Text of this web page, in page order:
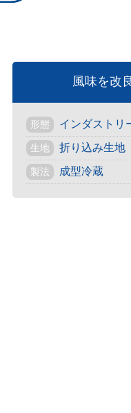
風味を改
形態 インダストリ
生地 折り込み生地（クロ
製法 成型冷蔵